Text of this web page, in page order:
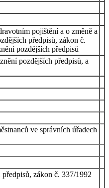
pojištění a o změně a
předpisů, zákon č.
pozdějších předpisů
pozdějších předpisů, a
ve správních úřadech
zákon č. 337/1992